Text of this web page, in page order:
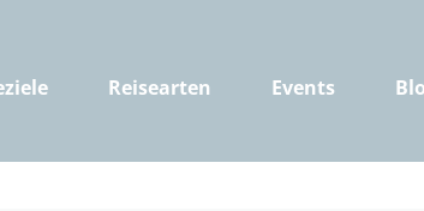
Reisearten Events